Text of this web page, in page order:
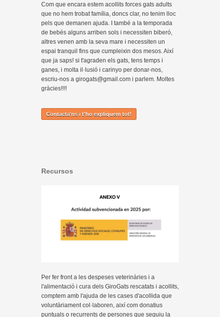
Com que encara estem acollits forces gats adults
que no hem trobat família, doncs clar, no tenim lloc
pels que demanen ajuda. I també a la temporada
de bebés alguns arriben sols i necessiten biberó,
altres venen amb la seva mare i necessiten un
espai tranquil fins que cumpleixin dos mesos. Així
que ja saps! si t'agraden els gats, tens temps i
ganes, i molta il·lusió i carinyo per donar-nos,
escriu-nos a girogats@gmail.com i parlem. Moltes
gràcies!!!!
Contacta'ns i t'ho expliquem tot!
Recursos
Per fer front a les despeses veterinàries i a
l'alimentació i cura dels GiroGats rescatats i acollits,
comptem amb l'ajuda de les cases d'acollida que
voluntàriament col·laboren, així com donatius
puntuals o recurrents de persones que seguiu la